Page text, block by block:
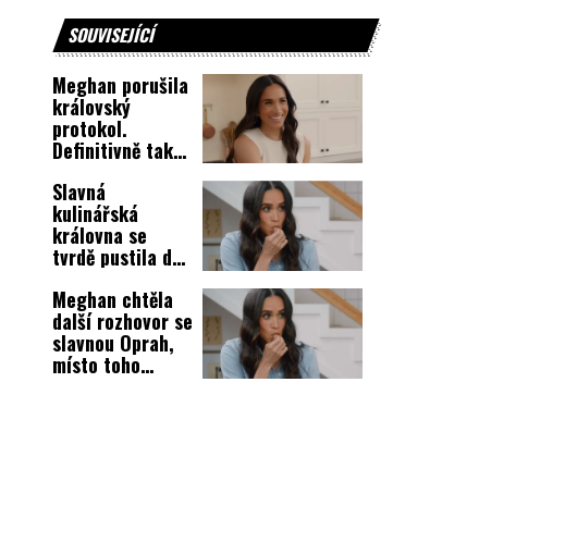
SOUVISEJÍCÍ
Meghan porušila
královský
protokol.
Definitivně tak
královnou
Kamilou!
Slavná
kulinářská
královna se
tvrdě pustila do
Meghan chtěla
další rozhovor se
slavnou Oprah,
místo toho